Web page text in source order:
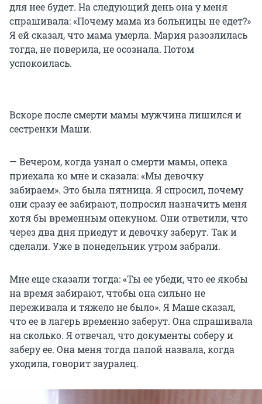
для нее будет. На следующий день она у меня
спрашивала: «Почему мама из больницы не едет?»
Я ей сказал, что мама умерла. Мария разозлилась
тогда, не поверила, не осознала. Потом
успокоилась.
Вскоре после смерти мамы мужчина лишился и
сестренки Маши.
— Вечером, когда узнал о смерти мамы, опека
приехала ко мне и сказала: «Мы девочку
забираем». Это была пятница. Я спросил, почему
они сразу ее забирают, попросил назначить меня
хотя бы временным опекуном. Они ответили, что
через два дня приедут и девочку заберут. Так и
сделали. Уже в понедельник утром забрали.
Мне еще сказали тогда: «Ты ее убеди, что ее якобы
на время забирают, чтобы она сильно не
переживала и тяжело не было». Я Маше сказал,
что ее в лагерь временно заберут. Она спрашивала
на сколько. Я отвечал, что документы соберу и
заберу ее. Она меня тогда папой назвала, когда
уходила, говорит зауралец.